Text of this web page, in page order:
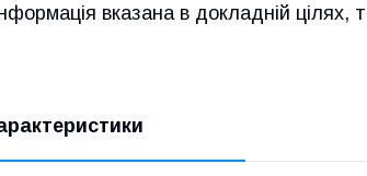
вказана в докладній цілях,